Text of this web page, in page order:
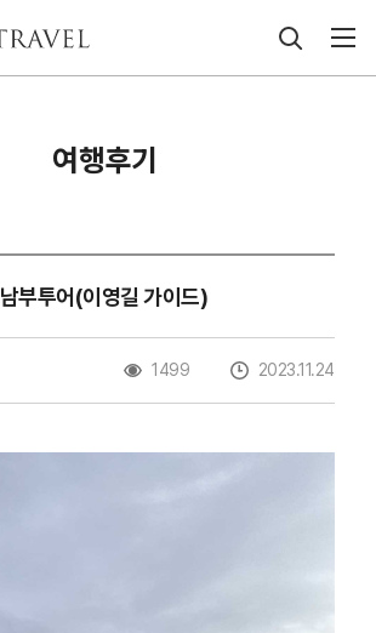
여행후기
남부투어(이영길 가이드)
1499 2023.11.24